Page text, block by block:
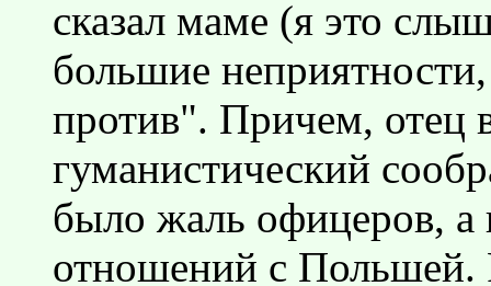
сказал маме (я это
большие
против". Причем, отец
гуманистический
было жаль офицеров,
отношений с Польшей.